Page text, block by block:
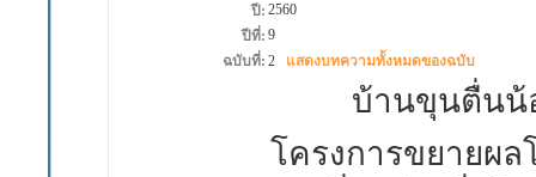
ปี: 2560
ปีที่: 9
ฉบับที่: 2 แสดงบทความทั้งหมดของฉบับ
บ้านขุนตื่นน้อย
โครงการขยายผ